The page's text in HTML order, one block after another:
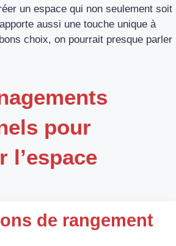
un espace qui non seulement soit
aussi une touche unique à
choix, on pourrait presque parler
pour
l’espace
de rangement